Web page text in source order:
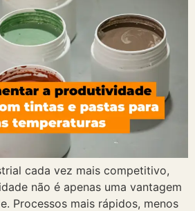
cada vez mais competitivo,
não é apenas uma vantagem
Processos mais rápidos, menos